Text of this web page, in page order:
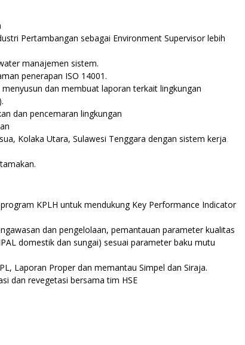
Pertambangan sebagai Environment Supervisor lebih
manajemen sistem.
penerapan ISO 14001.
dan membuat laporan terkait lingkungan
dan pencemaran lingkungan
Kolaka Utara, Sulawesi Tenggara dengan sistem kerja
KPLH untuk mendukung Key Performance Indicator
dan pengelolaan, pemantauan parameter kualitas
domestik dan sungai) sesuai parameter baku mutu
Laporan Proper dan memantau Simpel dan Siraja.
dan revegetasi bersama tim HSE